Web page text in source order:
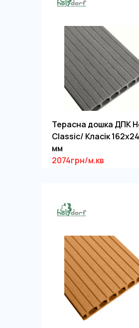
Терасна дошка ДПК
Classic/ Класік
мм
2074грн/м.кв